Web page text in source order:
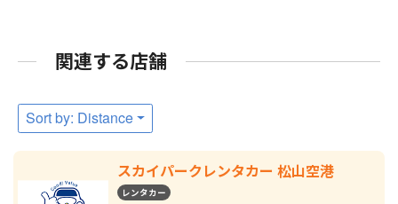
関連する店舗
Sort by: Distance
スカイパークレンタカー 松山空港
レンタカー